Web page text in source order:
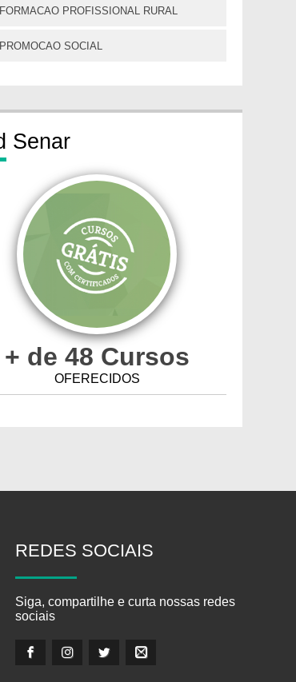
FORMACAO PROFISSIONAL RURAL
PROMOCAO SOCIAL
Senar
+ de 48 Cursos
OFERECIDOS
REDES SOCIAIS
Siga, compartilhe e curta nossas redes
sociais